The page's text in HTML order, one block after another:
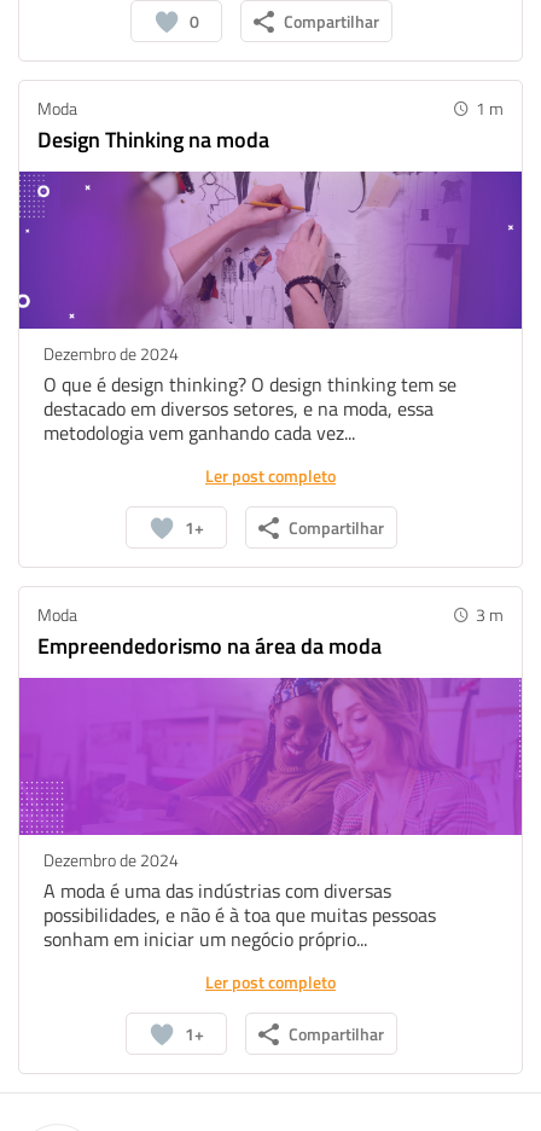
0 Compartilhar
Moda 1 m
Design Thinking na moda
Dezembro de 2024
O que é design thinking? O design thinking tem se
destacado em diversos setores, e na moda, essa
metodologia vem ganhando cada vez...
Ler post completo
1+ Compartilhar
Moda 3 m
Empreendedorismo na área da moda
Dezembro de 2024
A moda é uma das indústrias com diversas
possibilidades, e não é à toa que muitas pessoas
sonham em iniciar um negócio próprio...
Ler post completo
1+ Compartilhar